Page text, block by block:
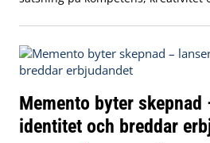
Memento byter skepnad
identitet och breddar